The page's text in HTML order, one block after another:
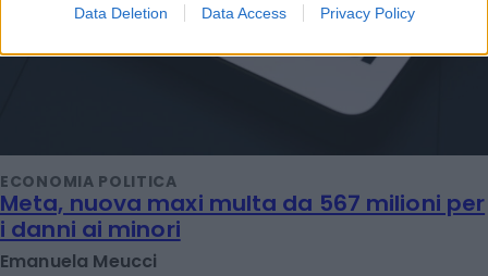
Data Deletion Data Access Privacy Policy
ECONOMIA POLITICA
Meta, nuova maxi multa da 567 milioni per
i danni ai minori
Emanuela Meucci